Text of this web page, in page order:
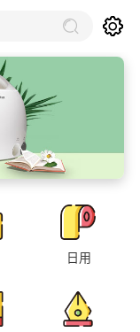
日用